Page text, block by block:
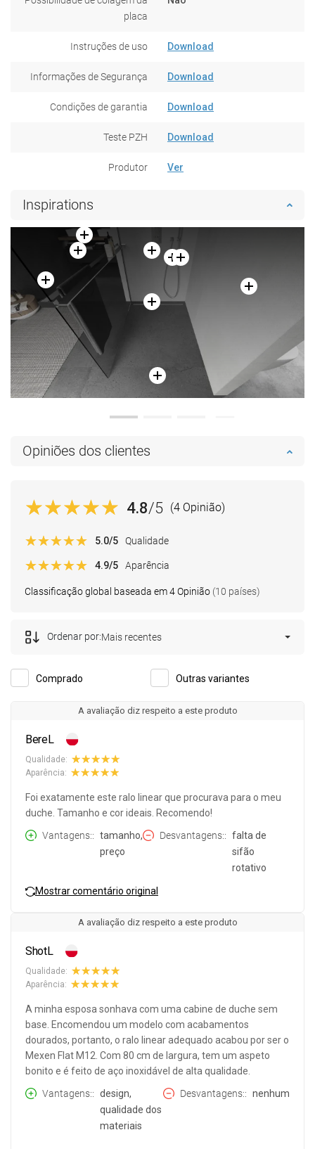
placa
Instruções de uso Download
Informações de Segurança Download
Condições de garantia Download
Teste PZH Download
Produtor Ver
Inspirations
Opiniões dos clientes
4.8/5 (4 Opinião)
Classificação global baseada em 4 Opinião (10 países)
5.0/5 Qualidade
4.9/5 Aparência
Comprado Outras variantes
Ordenar por:Mais recentes
A avaliação diz respeito a este produto
BereL
Qualidade:
Aparência:
Foi exatamente este ralo linear que procurava para o meu
duche. Tamanho e cor ideais. Recomendo!
Vantagens:
tamanho,
preço
Desvantagens:
falta de
sifão
rotativo
Mostrar comentário original
A avaliação diz respeito a este produto
ShotL
Qualidade:
Aparência:
A minha esposa sonhava com uma cabine de duche sem
base. Encomendou um modelo com acabamentos
dourados, portanto, o ralo linear adequado acabou por ser o
Mexen Flat M12. Com 80 cm de largura, tem um aspeto
bonito e é feito de aço inoxidável de alta qualidade.
Vantagens:
design,
qualidade dos
materiais
Desvantagens: nenhum